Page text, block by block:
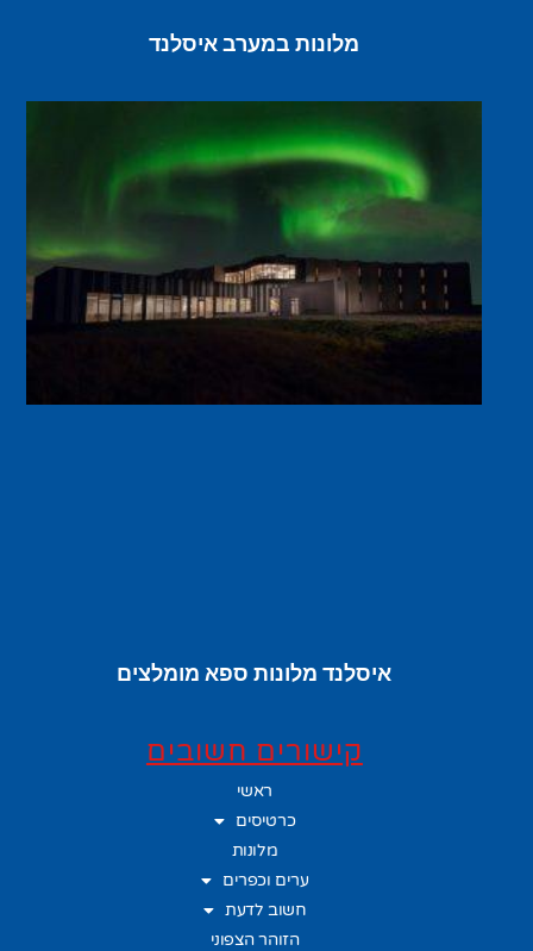
מלונות במערב איסלנד
איסלנד מלונות ספא מומלצים
קישורים חשובים
ראשי
כרטיסים
מלונות
ערים וכפרים
חשוב לדעת
הזוהר הצפוני